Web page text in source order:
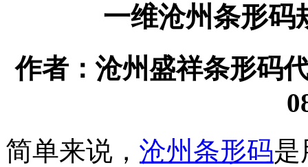
一维沧州条形码
作者：沧州盛祥条形码
简单来说， 沧州条形码是